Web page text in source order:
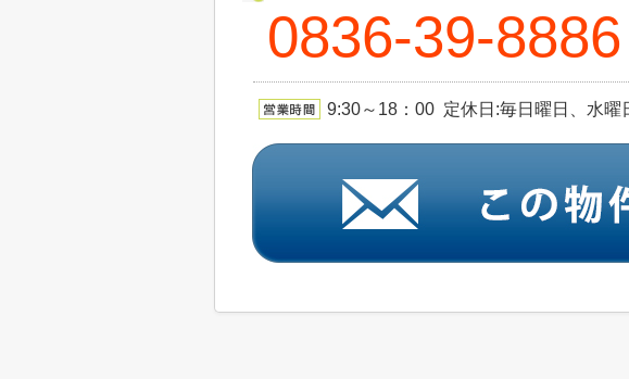
0836-39-8886
9:30～18：00 定休日:毎日曜日、水曜